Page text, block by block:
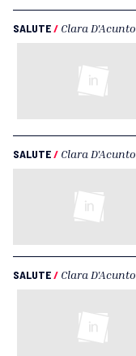
SALUTE/ Clara D'Acunto
SALUTE/ Clara D'Acunto
SALUTE/ Clara D'Acunto